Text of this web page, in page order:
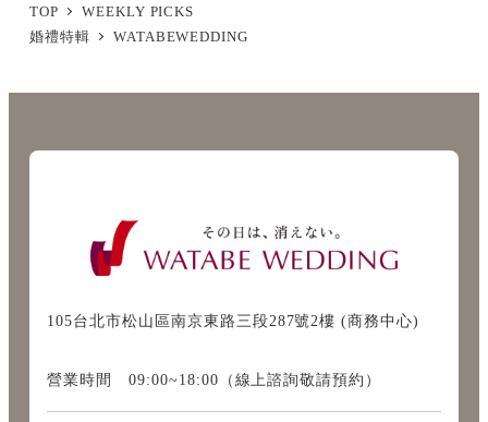
ペ
ー
ジ
り
TOP
WEEKLY PICKS
婚禮特輯
WATABEWEDDING
105台北市松山區南京東路三段287號2樓 (商務中心)
營業時間 09:00~18:00（線上諮詢敬請預約）